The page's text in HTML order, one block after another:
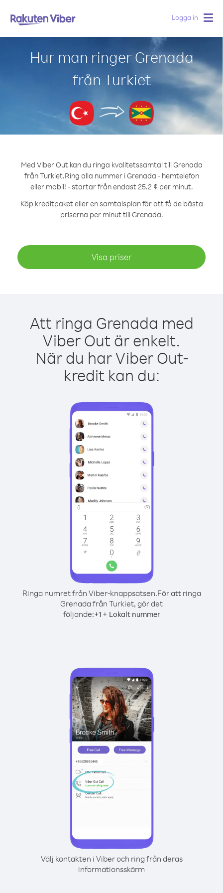
Logga in
Hur man ringer Grenada
från Turkiet
Med Viber Out kan du ringa kvalitetssamtal till Grenada
från Turkiet.Ring alla nummer i Grenada - hemtelefon
eller mobil! - startar från endast 25.2 ¢ per minut.
Köp kreditpaket eller en samtalsplan för att få de bästa
priserna per minut till Grenada.
Visa priser
Att ringa Grenada med
Viber Out är enkelt.
När du har Viber Out-
kredit kan du:
Ringa numret från Viber-knappsatsen.För att ringa
Grenada från Turkiet, gör det
följande:+1+ Lokalt nummer
Välj kontakten i Viber och ring från deras
informationsskärm